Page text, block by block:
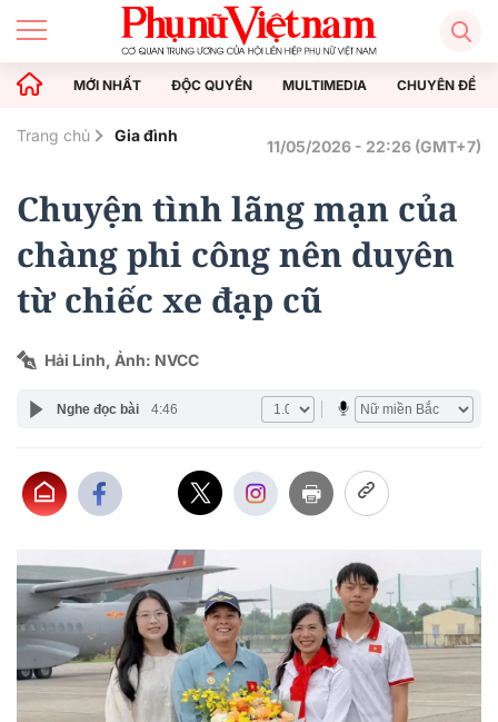
MỚI NHẤT ĐỘC QUYỀN MULTIMEDIA CHUYÊN ĐỀ
Trang chủ Gia đình
11/05/2026 - 22:26 (GMT+7)
Chuyện tình lãng mạn của
chàng phi công nên duyên
từ chiếc xe đạp cũ
Hải Linh, Ảnh: NVCC
Nghe đọc bài 4:46